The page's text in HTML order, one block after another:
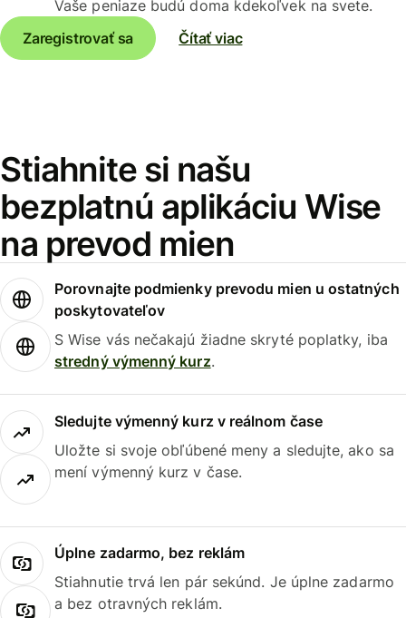
Vaše peniaze budú doma kdekoľvek na svete.
Zaregistrovať sa
Čítať viac
Stiahnite si našu
bezplatnú aplikáciu Wise
na prevod mien
Porovnajte podmienky prevodu mien u ostatných
poskytovateľov
S Wise vás nečakajú žiadne skryté poplatky, iba
stredný výmenný kurz.
Sledujte výmenný kurz v reálnom čase
Uložte si svoje obľúbené meny a sledujte, ako sa
mení výmenný kurz v čase.
Úplne zadarmo, bez reklám
Stiahnutie trvá len pár sekúnd. Je úplne zadarmo
a bez otravných reklám.